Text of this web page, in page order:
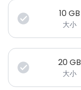
10GB
大小
20GB
大小